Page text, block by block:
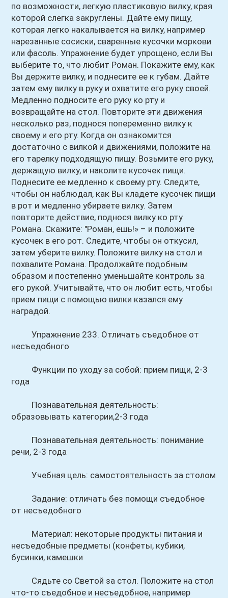
по возможности, легкую пластиковую вилку, края
которой слегка закруглены. Дайте ему пищу,
которая легко накалывается на вилку, например
нарезанные сосиски, сваренные кусочки моркови
или фасоль. Упражнение будет упрощено, если Вы
выберите то, что любит Роман. Покажите ему, как
Вы держите вилку, и поднесите ее к губам. Дайте
затем ему вилку в руку и охватите его руку своей.
Медленно подносите его руку ко рту и
возвращайте на стол. Повторите эти движения
несколько раз, поднося попеременно вилку к
своему и его рту. Когда он ознакомится
достаточно с вилкой и движениями, положите на
его тарелку подходящую пищу. Возьмите его руку,
держащую вилку, и наколите кусочек пищи.
Поднесите ее медленно к своему рту. Следите,
чтобы он наблюдал, как Вы кладете кусочек пищи
в рот и медленно убираете вилку. Затем
повторите действие, поднося вилку ко рту
Романа. Скажите: "Роман, ешь!» – и положите
кусочек в его рот. Следите, чтобы он откусил,
затем уберите вилку. Положите вилку на стол и
похвалите Романа. Продолжайте подобным
образом и постепенно уменьшайте контроль за
его рукой. Учитывайте, что он любит есть, чтобы
прием пищи с помощью вилки казался ему
наградой.
Упражнение 233. Отличать съедобное от
несъедобного
Функции по уходу за собой: прием пищи, 2-3
года
Познавательная деятельность:
образовывать категории,2-3 года
Познавательная деятельность: понимание
речи, 2-3 года
Учебная цель: самостоятельность за столом
Задание: отличать без помощи съедобное
от несъедобного
Материал: некоторые продукты питания и
несъедобные предметы (конфеты, кубики,
бусинки, камешки
Сядьте со Светой за стол. Положите на стол
что-то съедобное и несъедобное, например